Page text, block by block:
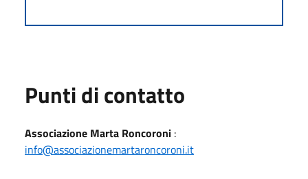
Punti di contatto
Associazione Marta Roncoroni :
info@associazionemartaroncoroni.it